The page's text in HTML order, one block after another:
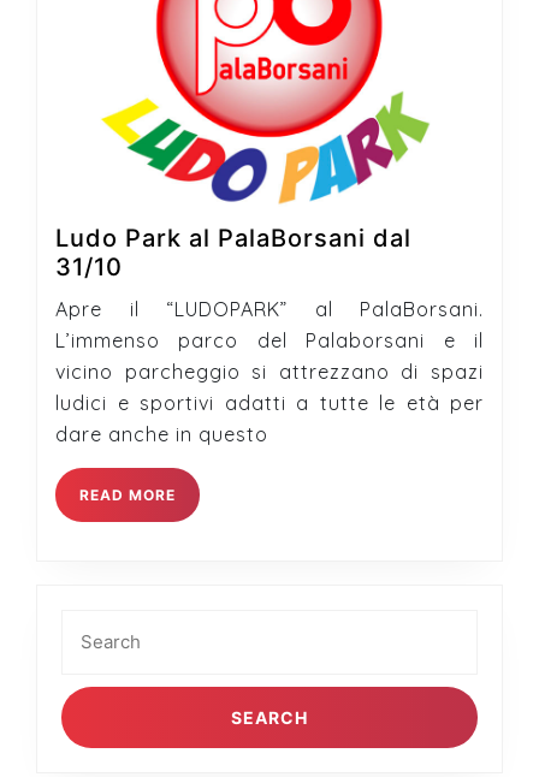
Ludo Park al PalaBorsani dal
31/10
Park
al
PalaBorsani
dal
31/10
Apre il “LUDOPARK” al PalaBorsani.
L’immenso parco del Palaborsani e il
vicino parcheggio si attrezzano di spazi
ludici e sportivi adatti a tutte le età per
dare anche in questo
READ MORE READ
MORE
for: